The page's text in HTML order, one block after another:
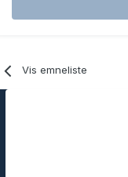
Vis emneliste